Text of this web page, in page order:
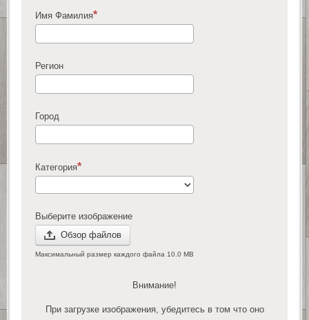
Имя Фамилия
Регион
Город
Категория
Выберите изображение
Обзор файлов
Максимальный размер каждого файла 10.0 MB
Внимание!
При загрузке изображения, убедитесь в том что оно